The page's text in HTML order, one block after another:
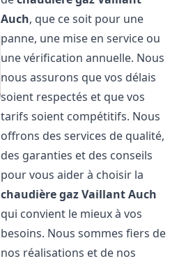
Auch, que ce soit pour une
panne, une mise en service ou
une vérification annuelle. Nous
nous assurons que vos délais
soient respectés et que vos
tarifs soient compétitifs. Nous
offrons des services de qualité,
des garanties et des conseils
pour vous aider à choisir la
chaudière gaz VaillantAuch
qui convient le mieux à vos
besoins. Nous sommes fiers de
nos réalisations et de nos